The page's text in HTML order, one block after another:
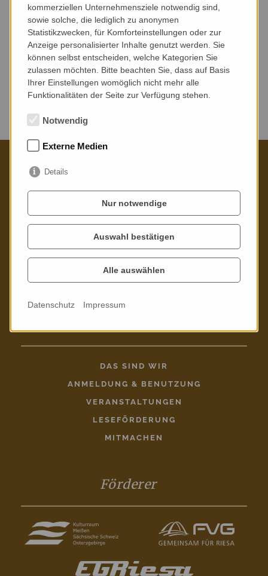
VERANSTALTUNGSART VERANSTALTUNGSORT
Keine Veranstaltungen gefunden.
Kontaktieren Sie uns gern
Poppitzer Platz 3
01589 Riesa
@stadtbibliothek-riesa.de
DAS SIND WIR
ANMELDUNG & BENUTZUNG
VERANSTALTUNGEN
LESEFÖRDERUNG
MITMACHEN
Förderer
kommerziellen Unternehmensziele notwendig sind,
sowie solche, die lediglich zu anonymen
Statistikzwecken, für Komforteinstellungen oder zur
Anzeige personalisierter Inhalte genutzt werden. Sie
können selbst entscheiden, welche Kategorien Sie
zulassen möchten. Bitte beachten Sie, dass auf Basis
Ihrer Einstellungen womöglich nicht mehr alle
Funktionalitäten der Seite zur Verfügung stehen.
Notwendig
Externe Medien
Details
Nur notwendige
Auswahl bestätigen
Alle auswählen
Datenschutz Impressum